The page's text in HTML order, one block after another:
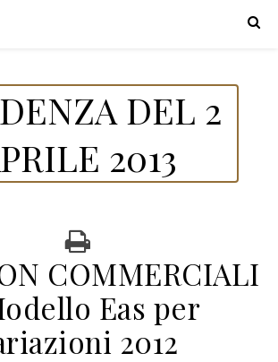
DEL 2
2013
COMMERCIALI
Eas per
2012